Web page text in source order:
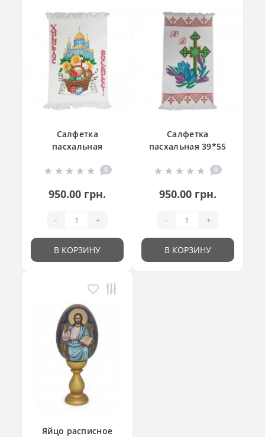
Салфетка
пасхальная
кошик"
0
950.00 грн.
- +
В КОРЗИНУ
Салфетка
пасхальная 39*55
0
950.00 грн.
- +
В КОРЗИНУ
Яйцо расписное